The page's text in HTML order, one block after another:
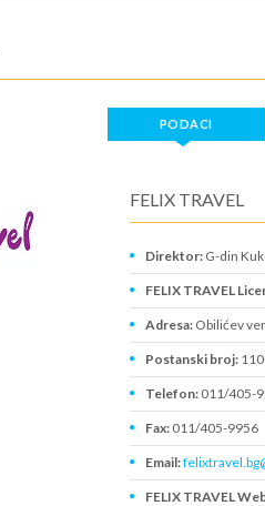
PODACI
FELIX TRAVEL
Direktor:G-din
FELIX TRAVEL
Adresa:Obilićev
Postanski broj:
Telefon:011/405-
Fax:011/405-9956
Email:
FELIX TRAVEL